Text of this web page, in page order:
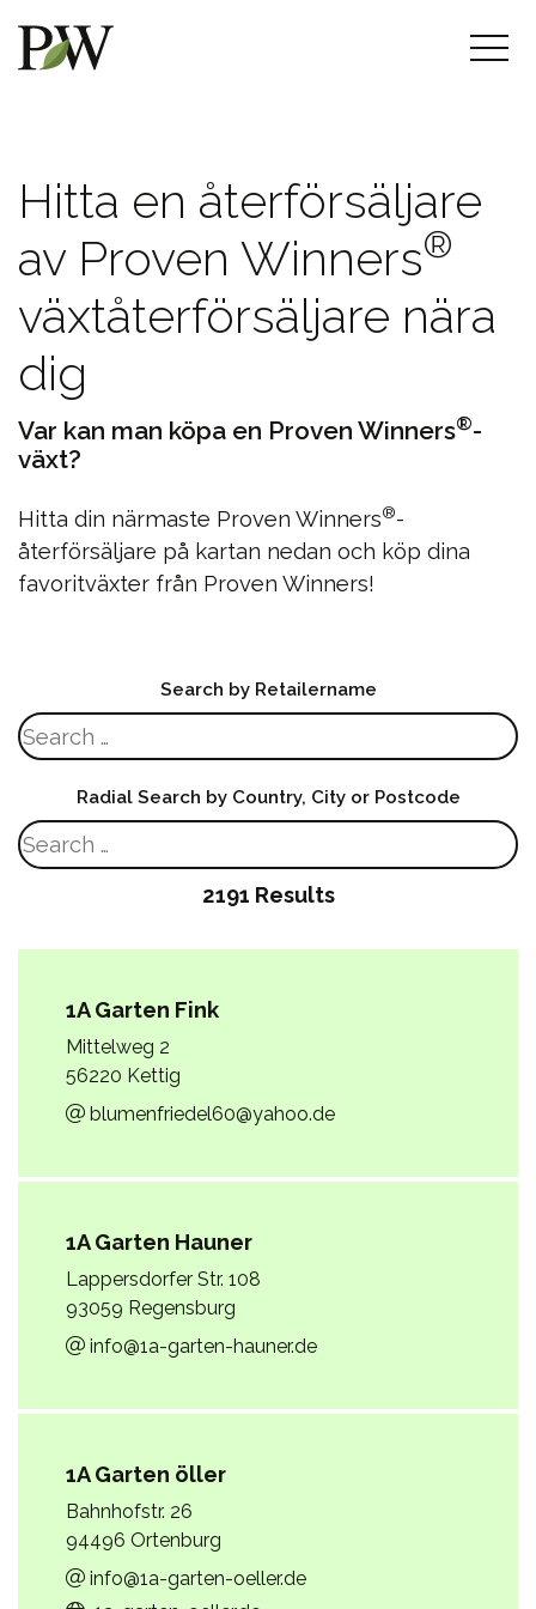
Hitta en återförsäljare
av Proven Winners®
växtåterförsäljare nära
dig
Var kan man köpa en Proven Winners®-
växt?
Hitta din närmaste Proven Winners®-
återförsäljare på kartan nedan och köp dina
favoritväxter från Proven Winners!
Search by Retailername
Radial Search by Country, City or Postcode
2191 Results
1A Garten Fink
Mittelweg 2
56220 Kettig
blumenfriedel60@yahoo.de
1A Garten Hauner
Lappersdorfer Str. 108
93059 Regensburg
info@1a-garten-hauner.de
1A Garten öller
Bahnhofstr. 26
94496 Ortenburg
info@1a-garten-oeller.de